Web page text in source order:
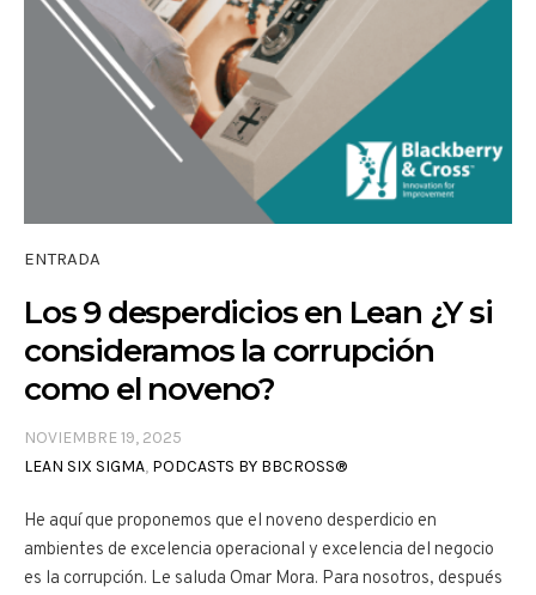
ENTRADA
Los 9 desperdicios en Lean ¿Y si
consideramos la corrupción
como el noveno?
NOVIEMBRE 19, 2025
LEAN SIX SIGMA, PODCASTS BY BBCROSS®
He aquí que proponemos que el noveno desperdicio en
ambientes de excelencia operacional y excelencia del negocio
es la corrupción. Le saluda Omar Mora. Para nosotros, después